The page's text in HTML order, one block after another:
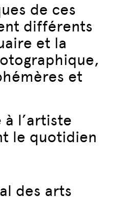
de ces
différents
et la
et
l’artiste
le quotidien
des arts